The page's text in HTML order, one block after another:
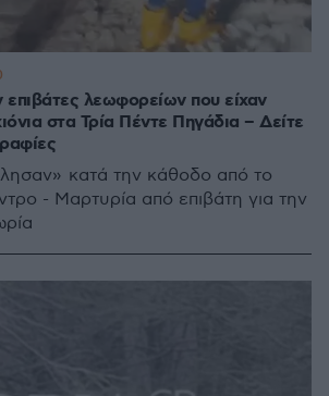
λεωφορείων που είχαν
στα Τρία Πέντε Πηγάδια – Δείτε
κατά την κάθοδο από το
- Μαρτυρία από επιβάτη για την